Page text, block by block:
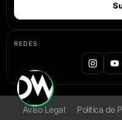
REDES
Aviso Legal Política de